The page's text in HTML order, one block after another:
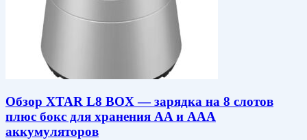
Обзор XTAR L8 BOX — зарядка на 8 слотов
плюс бокс для хранения AA и AAA
аккумуляторов